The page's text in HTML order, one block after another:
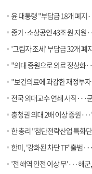
윤 대통령 "부담금 18개 폐지
중기·소상공인 43조 원 지원
'그림자 조세' 부담금 32개 폐
"의대 증원으로 의료 정상화
"보건의료에 과감한 재정투
전국 의대교수 연쇄 사직···
충청권 의대 2배 이상 증원
한 총리 "첨단전략산업 특화
한미, '강화된 차단 TF' 출범
'전 해역 안전 이상 무'···해